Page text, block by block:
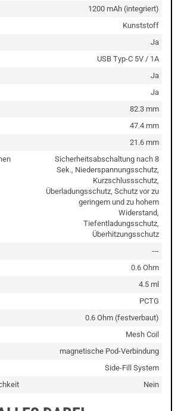
1200 mAh (integriert)
Kunststoff
Ja
USB Typ-C 5V / 1A
Ja
Ja
82.3 mm
47.4 mm
21.6 mm
Sicherheitsabschaltung nach 8
Sek., Niederspannungsschutz,
Kurzschlussschutz,
Überladungsschutz, Schutz vor zu
geringem und zu hohem
Widerstand,
Tiefentladungsschutz,
Überhitzungsschutz
---
0.6 Ohm
4.5 ml
PCTG
0.6 Ohm (festverbaut)
Mesh Coil
magnetische Pod-Verbindung
Side-Fill System
Nein